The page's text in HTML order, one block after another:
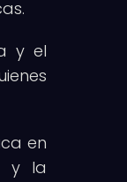
y el
en
y la